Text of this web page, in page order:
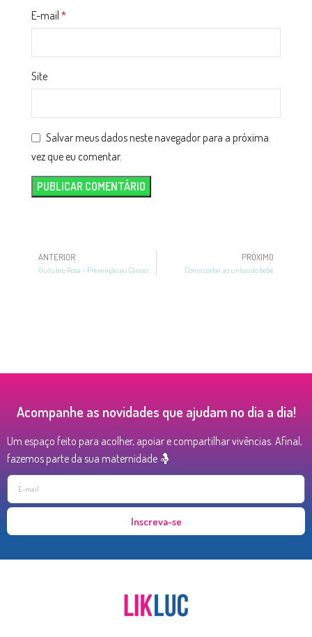
E-mail *
Site
Salvar meus dados neste navegador para a próxima
vez que eu comentar.
ANTERIOR
Outubro Rosa – Prevenção ao Câncer de Mama
PRÓXIMO
Como cortar as unhas do bebê
Acompanhe as novidades que ajudam no dia a dia!
Um espaço feito para acolher, apoiar e compartilhar vivências. Afinal,
fazemos parte da sua maternidade 🤱
Inscreva-se